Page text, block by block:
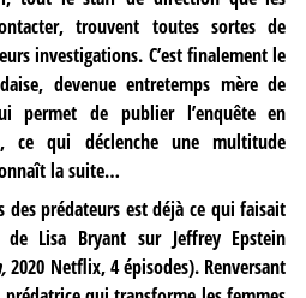
trouvent toutes sortes de
investigations. C’est finalement le
devenue entretemps mère de
permet de publier l’enquête en
ce qui déclenche une multitude
la suite…
prédateurs est déjà ce qui faisait
Lisa Bryant sur Jeffrey Epstein
2020 Netflix, 4 épisodes). Renversant